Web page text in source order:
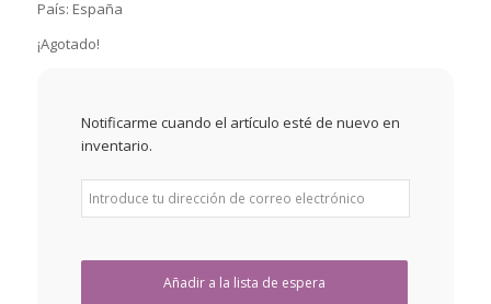
País: España
¡Agotado!
Notificarme cuando el artículo esté de nuevo en
inventario.